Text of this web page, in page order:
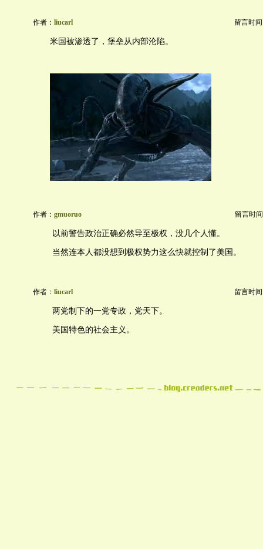
作者： liucarl 留言时间
米国被渗透了，堡垒从内部沦陷。
作者： gmuoruo 留言时
以前警告政治正确必然导至极权，没几个人懂。
当然连本人都没想到极权势力这么快就控制了美国。
作者： liucarl 留言时间
两党制下的一党专政，党天下。
美国特色的社会主义。